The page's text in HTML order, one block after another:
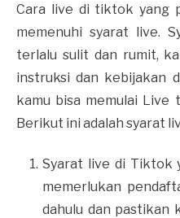
Cara live di tiktok yang
memenuhi syarat live.
terlalu sulit dan rumit,
instruksi dan kebijakan
kamu bisa memulai Live
Berikut ini adalah syarat
Syarat live di Tiktok
memerlukan
dahulu dan pastikan